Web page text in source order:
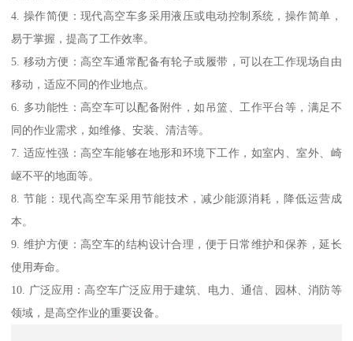
4. 操作简便：现代高空车多采用液压或电动控制系统，操作简单，
易于掌握，提高了工作效率。
5. 移动方便：高空车通常配备有轮子或履带，可以在工作现场自由
移动，适应不同的作业地点。
6. 多功能性：高空车可以配备附件，如吊篮、工作平台等，满足不
同的作业需求，如维修、安装、清洁等。
7. 适应性强：高空车能够在地形和环境下工作，如室内、室外、崎
岖不平的地面等。
8. 节能：现代高空车采用节能技术，减少能源消耗，降低运营成
本。
9. 维护方便：高空车的结构设计合理，便于日常维护和保养，延长
使用寿命。
10. 广泛应用：高空车广泛应用于建筑、电力、通信、园林、消防等
领域，是高空作业的重要设备。